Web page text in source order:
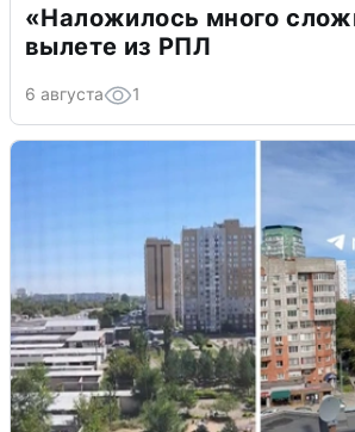
«Наложилось много
вылете из РПЛ
6 августа 1